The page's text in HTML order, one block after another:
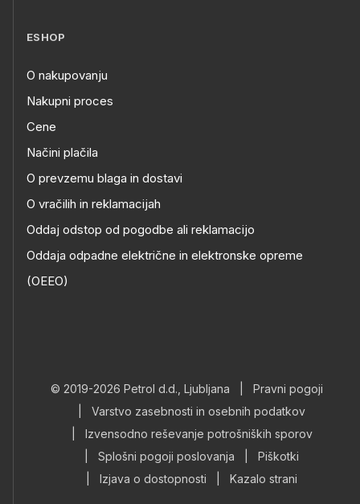
ESHOP
O nakupovanju
Nakupni proces
Cene
Načini plačila
O prevzemu blaga in dostavi
O vračilih in reklamacijah
Oddaj odstop od pogodbe ali reklamacijo
Oddaja odpadne električne in elektronske opreme
(OEEO)
© 2019-2026 Petrol d.d., Ljubljana
Pravni pogoji
Varstvo zasebnosti in osebnih podatkov
Izvensodno reševanje potrošniških sporov
Splošni pogoji poslovanja
Piškotki
Izjava o dostopnosti Kazalo strani